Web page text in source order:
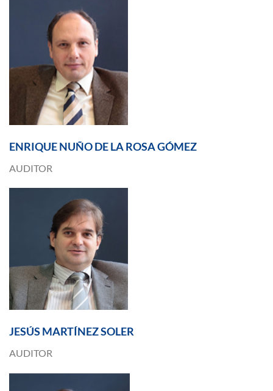
ENRIQUE NUÑO DE LA ROSA GÓMEZ
AUDITOR
JESÚS MARTÍNEZ SOLER
AUDITOR